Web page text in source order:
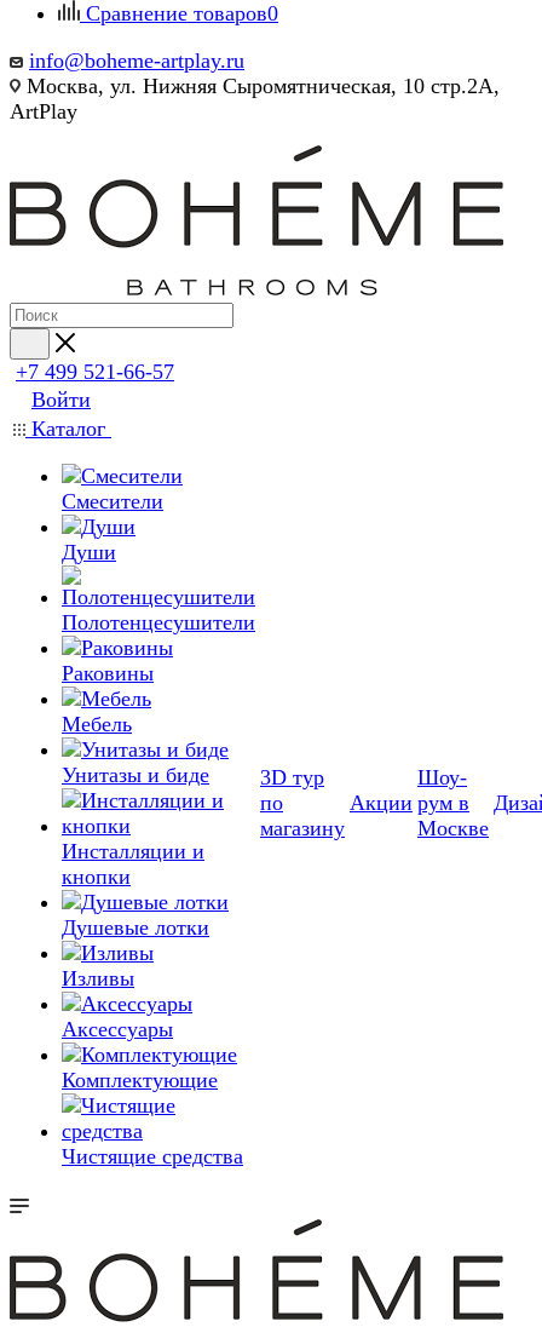
Сравнение товаров0
info@boheme-artplay.ru
Москва, ул. Нижняя Сыромятническая, 10 стр.2А,
ArtPlay
+7 499 521-66-57
Войти
Каталог
Смесители
Души
Полотенцесушители
Раковины
Мебель
Унитазы и биде
Инсталляции и
кнопки
Душевые лотки
Изливы
Аксессуары
Комплектующие
Чистящие средства
3D тур
по
магазину
Акции
Шоу-
рум в
Москве